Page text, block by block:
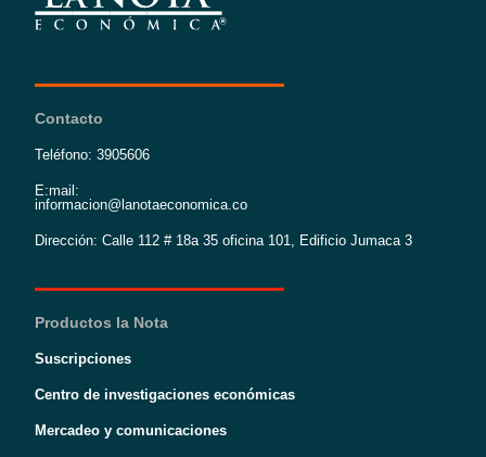
Contacto
Teléfono: 3905606
E:mail:
informacion@lanotaeconomica.co
Dirección: Calle 112 # 18a 35 oficina 101, Edificio Jumaca 3
Productos la Nota
Suscripciones
Centro de investigaciones económicas
Mercadeo y comunicaciones